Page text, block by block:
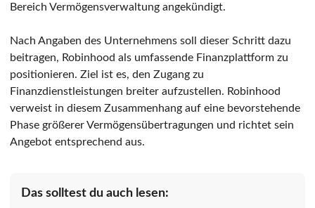
Bereich Vermögensverwaltung angekündigt.
Nach Angaben des Unternehmens soll dieser Schritt dazu
beitragen, Robinhood als umfassende Finanzplattform zu
positionieren. Ziel ist es, den Zugang zu
Finanzdienstleistungen breiter aufzustellen. Robinhood
verweist in diesem Zusammenhang auf eine bevorstehende
Phase größerer Vermögensübertragungen und richtet sein
Angebot entsprechend aus.
Das solltest du auch lesen: